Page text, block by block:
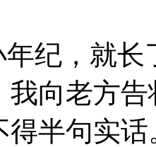
纪，就长
我向老方
得半句实